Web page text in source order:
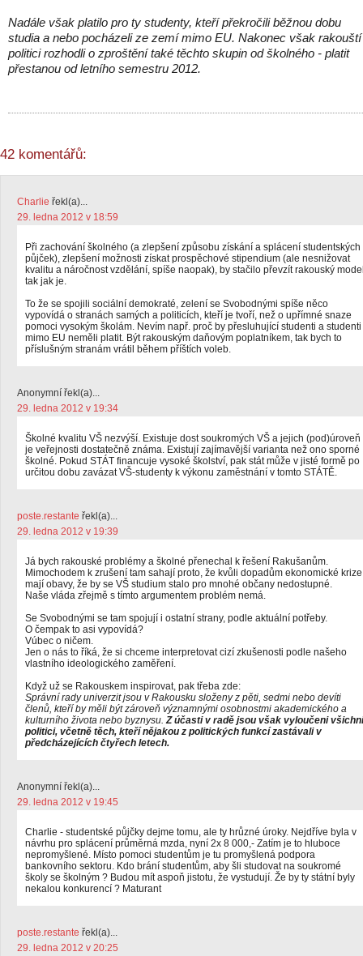
Nadále však platilo pro ty studenty, kteří překročili běžnou dobu
studia a nebo pocházeli ze zemí mimo EU. Nakonec však rakouští
politici rozhodli o zproštění také těchto skupin od školného - platit
přestanou od letního semestru 2012.
42 komentářů:
Charlie řekl(a)...
29. ledna 2012 v 18:59
Při zachování školného (a zlepšení způsobu získání a splácení studentských
půjček), zlepšení možnosti získat prospěchové stipendium (ale nesnižovat
kvalitu a náročnost vzdělání, spíše naopak), by stačilo převzít rakouský
tak jak je.
To že se spojili sociální demokraté, zelení se Svobodnými spíše něco
vypovídá o stranách samých a politicích, kteří je tvoří, než o upřímné snaze
pomoci vysokým školám. Nevím např. proč by přesluhující studenti a studenti
mimo EU neměli platit. Být rakouským daňovým poplatníkem, tak bych to
příslušným stranám vrátil během příštích voleb.
Anonymní řekl(a)...
29. ledna 2012 v 19:34
Školné kvalitu VŠ nezvýší. Existuje dost soukromých VŠ a jejich (pod)úroveň
je veřejnosti dostatečně známa. Existují zajímavější varianta než ono sporné
školné. Pokud STÁT financuje vysoké školství, pak stát může v jisté formě po
určitou dobu zavázat VŠ-studenty k výkonu zaměstnání v tomto STÁTĚ.
poste.restante řekl(a)...
29. ledna 2012 v 19:39
Já bych rakouské problémy a školné přenechal k řešení Rakušanům.
Mimochodem k zrušení tam sahají proto, že kvůli dopadům ekonomické krize
mají obavy, že by se VŠ studium stalo pro mnohé občany nedostupné.
Naše vláda zřejmě s tímto argumentem problém nemá.
Se Svobodnými se tam spojují i ostatní strany, podle aktuální potřeby.
O čempak to asi vypovídá?
Vúbec o ničem.
Jen o nás to říká, že si chceme interpretovat cizí zkušenosti podle našeho
vlastního ideologického zaměření.
Když už se Rakouskem inspirovat, pak třeba zde:
Správní rady univerzit jsou v Rakousku složeny z pěti, sedmi nebo devíti
členů, kteří by měli být zároveň významnými osobnostmi akademického a
kulturního života nebo byznysu.Z účasti v radě jsou však vyloučeni všichni
politici, včetně těch, kteří nějakou z politických funkcí zastávali v
předcházejících čtyřech letech.
Anonymní řekl(a)...
29. ledna 2012 v 19:45
Charlie - studentské půjčky dejme tomu, ale ty hrůzné úroky. Nejdříve byla v
návrhu pro splácení průměrná mzda, nyní 2x 8 000,- Zatím je to hluboce
nepromyšlené. Místo pomoci studentům je tu promyšlená podpora
bankovního sektoru. Kdo brání studentům, aby šli studovat na soukromé
školy se školným ? Budou mít aspoň jistotu, že vystudují. Že by ty státní byly
nekalou konkurencí ? Maturant
poste.restante řekl(a)...
29. ledna 2012 v 20:25